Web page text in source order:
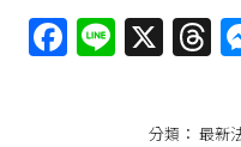
Facebook
Line
X
分類： 最新